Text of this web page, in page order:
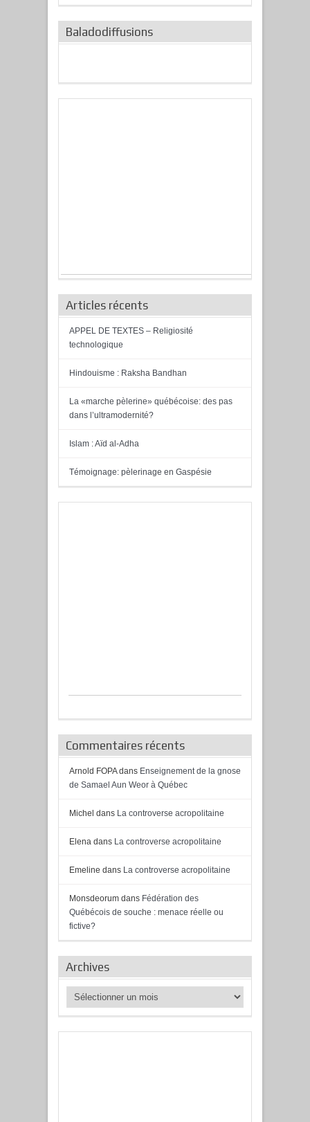
Baladodiffusions
Articles récents
APPEL DE TEXTES – Religiosité
technologique
Hindouisme : Raksha Bandhan
La «marche pèlerine» québécoise: des pas
dans l’ultramodernité?
Islam : Aïd al-Adha
Témoignage: pèlerinage en Gaspésie
Commentaires récents
Arnold FOPAdans Enseignement de la gnose
de Samael Aun Weor à Québec
Michel dans La controverse acropolitaine
Elena dans La controverse acropolitaine
Emeline dans La controverse acropolitaine
Monsdeorum dans Fédération des
Québécois de souche : menace réelle ou
fictive?
Archives
Archives